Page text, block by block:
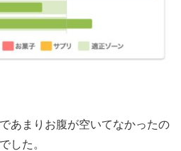
あまりお腹が空いてなかったの
した。